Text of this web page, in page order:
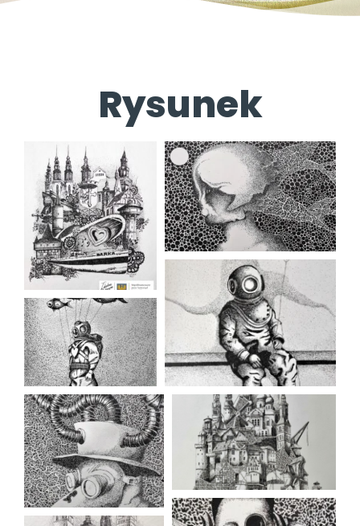
Rysunek